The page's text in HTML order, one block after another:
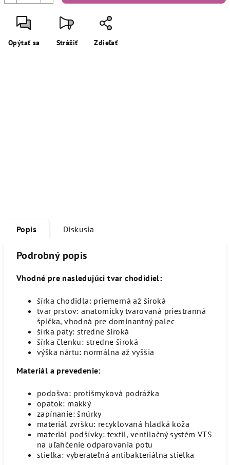
Opýtať sa Strážiť Zdieľať
Popis Diskusia
Podrobný popis
Vhodné pre nasledujúci tvar chodidiel:
šírka chodidla: priemerná až široká
tvar prstov: anatomicky tvarovaná priestranná
špička, vhodná pre dominantný palec
šírka päty: stredne široká
šírka členku: stredne široká
výška nártu: normálna až vyššia
Materiál a prevedenie:
podošva: protišmyková podrážka
opätok: mäkký
zapínanie: šnúrky
materiál zvršku: recyklovaná hladká koža
materiál podšívky: textil, ventilačný systém VTS
na uľahčenie odparovania potu
stielka: vyberateľná antibakteriálna stielka